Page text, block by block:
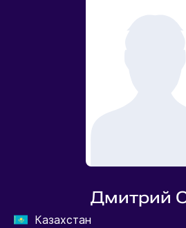
Дмитрий
Казахстан